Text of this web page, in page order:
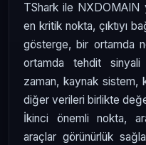
TShark ile NXDOMAIN
en kritik nokta, çıktıyı
gösterge, bir ortamda
ortamda tehdit
zaman, kaynak sistem,
diğer verileri birlikte
İkinci önemli nokta,
araçlar görünürlük